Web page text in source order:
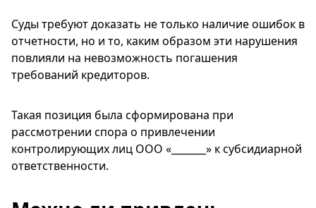
Суды требуют доказать не только наличие ошибок в
отчетности, но и то, каким образом эти нарушения
повлияли на невозможность погашения
требований кредиторов.
Такая позиция была сформирована при
рассмотрении спора о привлечении
контролирующих лиц ООО «_______» к субсидиарной
ответственности.